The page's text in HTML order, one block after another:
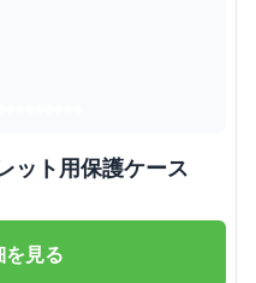
ト用保護ケース
見る